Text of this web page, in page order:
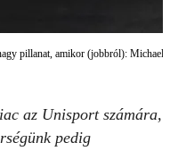
pillanat, amikor (jobbról): Michael
az Unisport számára,
pedig